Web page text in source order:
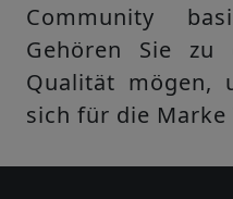
Community
Gehören Sie zu
Qualität mögen,
sich für die Marke